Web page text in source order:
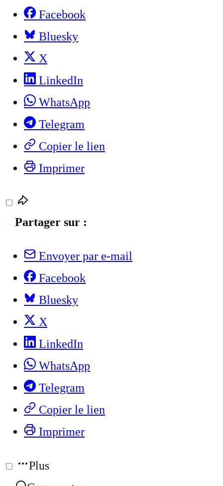
Facebook
Bluesky
X
LinkedIn
WhatsApp
Telegram
Copier le lien
Imprimer
Partager sur :
Envoyer par e-mail
Facebook
Bluesky
X
LinkedIn
WhatsApp
Telegram
Copier le lien
Imprimer
Plus